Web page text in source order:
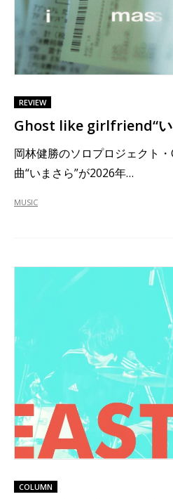
REVIEW
Ghost like girlfriend“い
岡林健勝のソロプロジェクト
曲“いまさら”が2026年…
MUSIC
COLUMN